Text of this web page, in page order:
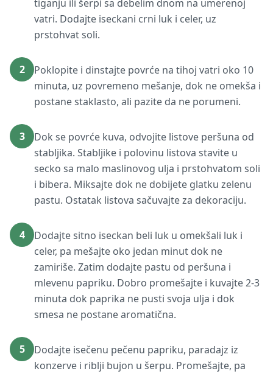
tiganju ili šerpi sa debelim dnom na umerenoj
vatri. Dodajte iseckani crni luk i celer, uz
prstohvat soli.
2
Poklopite i dinstajte povrće na tihoj vatri oko 10
minuta, uz povremeno mešanje, dok ne omekša i
postane staklasto, ali pazite da ne porumeni.
3
Dok se povrće kuva, odvojite listove peršuna od
stabljika. Stabljike i polovinu listova stavite u
secko sa malo maslinovog ulja i prstohvatom soli
i bibera. Miksajte dok ne dobijete glatku zelenu
pastu. Ostatak listova sačuvajte za dekoraciju.
4
Dodajte sitno iseckan beli luk u omekšali luk i
celer, pa mešajte oko jedan minut dok ne
zamiriše. Zatim dodajte pastu od peršuna i
mlevenu papriku. Dobro promešajte i kuvajte 2-3
minuta dok paprika ne pusti svoja ulja i dok
smesa ne postane aromatična.
5
Dodajte isečenu pečenu papriku, paradajz iz
konzerve i riblji bujon u šerpu. Promešajte, pa